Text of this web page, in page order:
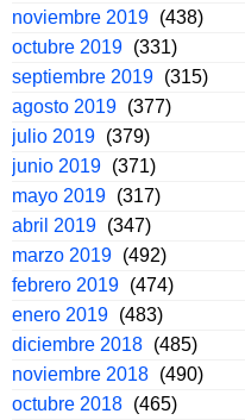
noviembre 2019 (438)
octubre 2019 (331)
septiembre 2019 (315)
agosto 2019 (377)
julio 2019 (379)
junio 2019 (371)
mayo 2019 (317)
abril 2019 (347)
marzo 2019 (492)
febrero 2019 (474)
enero 2019 (483)
diciembre 2018 (485)
noviembre 2018 (490)
octubre 2018 (465)